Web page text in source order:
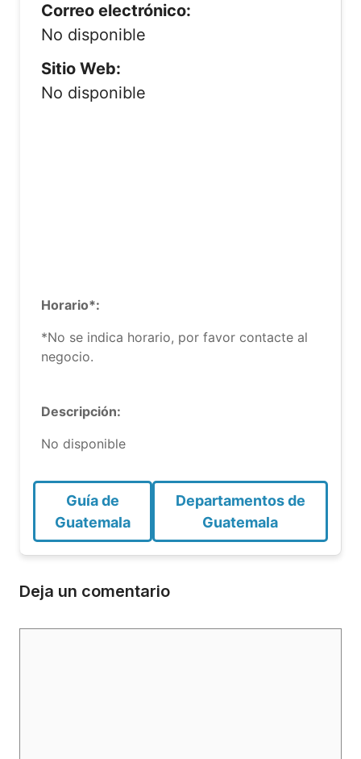
Correo electrónico:
No disponible
Sitio Web:
No disponible
Horario*:
*No se indica horario, por favor contacte al
negocio.
Descripción:
No disponible
Guía de
Guatemala
Departamentos de
Guatemala
Deja un comentario